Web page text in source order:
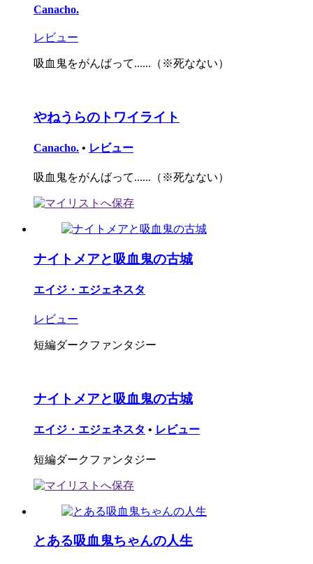
Canacho.
レビュー
吸血鬼をがんばって......（※死なない）
やねうらのトワイライト
Canacho. • レビュー
吸血鬼をがんばって......（※死なない）
ナイトメアと吸血鬼の古城
エイジ・エジェネスタ
レビュー
短編ダークファンタジー
ナイトメアと吸血鬼の古城
エイジ・エジェネスタ • レビュー
短編ダークファンタジー
とある吸血鬼ちゃんの人生